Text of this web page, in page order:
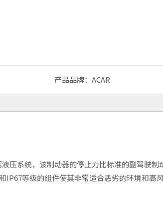
产品品牌： ACAR
压系统，该制动器的停止力比标准的副驾驶
IP67等级的组件使其非常适合恶劣的环境和高风